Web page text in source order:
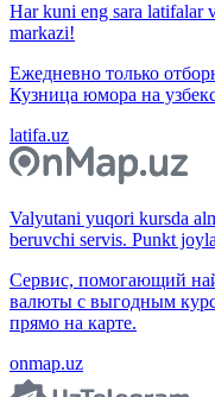
Har kuni eng sara latifalar
markazi!
Ежедневно только
Кузница юмора на
latifa.uz
Valyutani yuqori kursda
beruvchi servis. Punkt
Сервис, помогающий
валюты с выгодным
прямо на карте.
onmap.uz